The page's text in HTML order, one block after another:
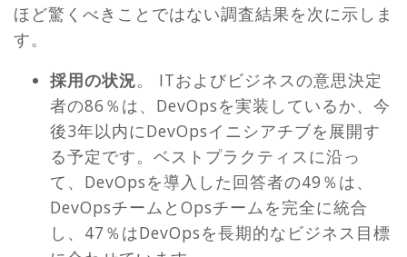
ほど驚くべきことではない調査結果を次に示しま
す。
採用の状況。 ITおよびビジネスの意思決定
者の86％は、DevOpsを実装しているか、今
後3年以内にDevOpsイニシアチブを展開す
る予定です。ベストプラクティスに沿っ
て、DevOpsを導入した回答者の49％は、
DevOpsチームとOpsチームを完全に統合
し、47％はDevOpsを長期的なビジネス目標